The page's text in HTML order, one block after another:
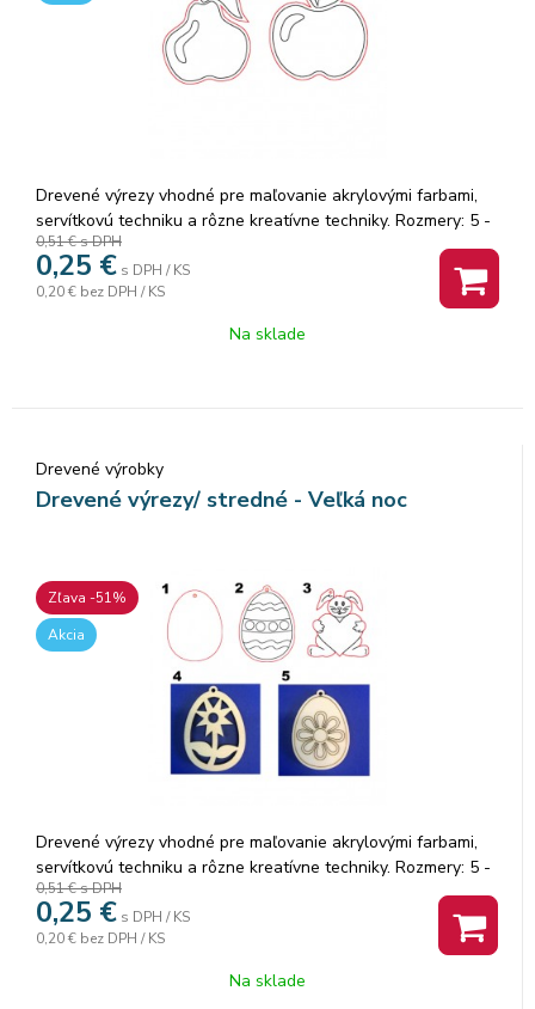
Drevené výrezy vhodné pre maľovanie akrylovými farbami,
servítkovú techniku a rôzne kreatívne techniky. Rozmery: 5 -
7 cm. Pri objednaní je dôležité uviezť číslo vzoru!
0,51 €s DPH
0,25 € s DPH / KS
0,20 € bez DPH / KS
Na sklade
Drevené výrobky
Drevené výrezy/ stredné - Veľká noc
Zľava -51%
Akcia
Drevené výrezy vhodné pre maľovanie akrylovými farbami,
servítkovú techniku a rôzne kreatívne techniky. Rozmery: 5 -
7 cm. Pri objednaní je dôležité uviezť číslo vzoru!
0,51 €s DPH
0,25 € s DPH / KS
0,20 € bez DPH / KS
Na sklade